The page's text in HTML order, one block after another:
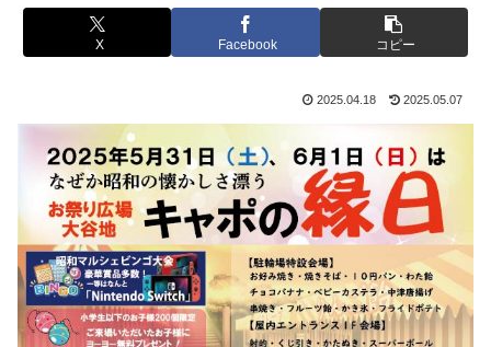
X Facebook コピー
2025.04.18 2025.05.07